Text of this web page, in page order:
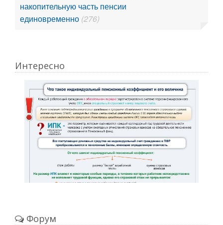
накопительную часть пенсии
единовременно (276)
Интересно
Форум